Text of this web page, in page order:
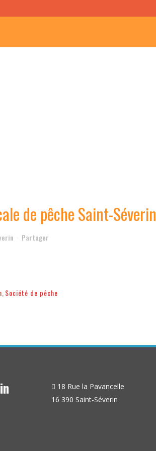
de pêche Saint-Séverin
Partager
Société de pêche
18 Rue la Pavancelle
16 390 Saint-Séverin